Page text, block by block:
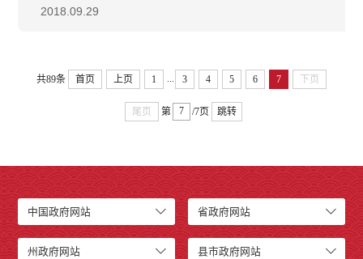
2018.09.29
共89条 首页 上页 1 3 4 5 6 7 下页
尾页 第 /7页 跳转
中国政府网站 省政府网站
州政府网站 县市政府网站